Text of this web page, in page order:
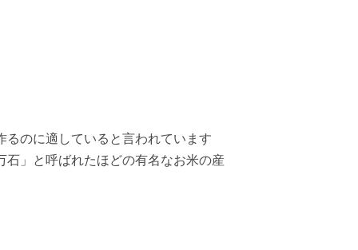
のに適していると言われています
」と呼ばれたほどの有名なお米の産